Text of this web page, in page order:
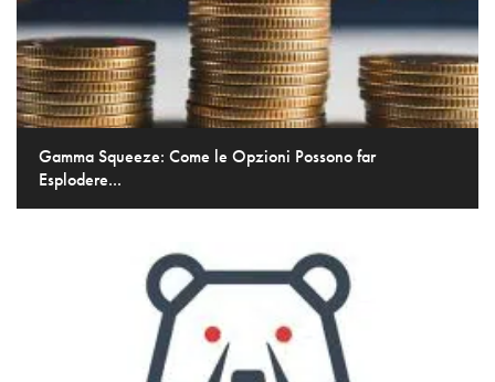
Gamma Squeeze: Come le Opzioni Possono far
Esplodere...